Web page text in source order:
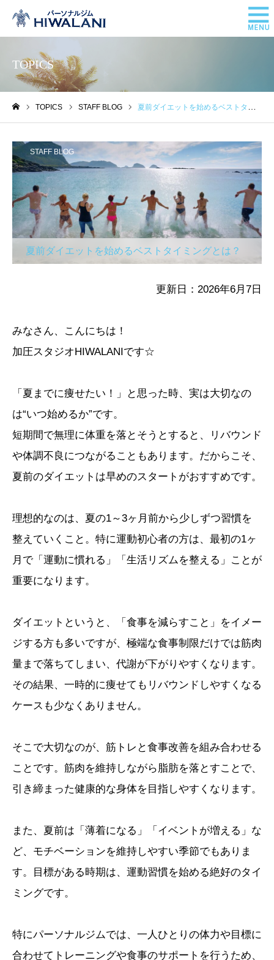
TOPICS
TOPICS STAFF BLOG 夏前ダイエットを始めるベストタイミングとは？
STAFF BLOG
夏前ダイエットを始めるベストタイミングとは？
更新日：2026年6月7日
みなさん、こんにちは！
加圧スタジオHIWALANIです☆
「夏までに痩せたい！」と思った時、実は大切なの
は“いつ始めるか”です。
短期間で無理に体重を落とそうとすると、リバウンド
や体調不良につながることもあります。だからこそ、
夏前のダイエットは早めのスタートがおすすめです。
理想的なのは、夏の1～3ヶ月前から少しずつ習慣を
整えていくこと。特に運動初心者の方は、最初の1ヶ
月で「運動に慣れる」「生活リズムを整える」ことが
重要になります。
ダイエットというと、「食事を減らすこと」をイメー
ジする方も多いですが、極端な食事制限だけでは筋肉
量まで落ちてしまい、代謝が下がりやすくなります。
その結果、一時的に痩せてもリバウンドしやすくなる
ケースも少なくありません。
そこで大切なのが、筋トレと食事改善を組み合わせる
ことです。筋肉を維持しながら脂肪を落とすことで、
引き締まった健康的な身体を目指しやすくなります。
また、夏前は「薄着になる」「イベントが増える」な
ど、モチベーションを維持しやすい季節でもありま
す。目標がある時期は、運動習慣を始める絶好のタイ
ミングです。
特にパーソナルジムでは、一人ひとりの体力や目標に
合わせてトレーニングや食事のサポートを行うため、